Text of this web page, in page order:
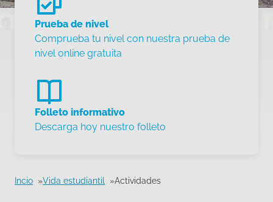
Prueba de nivel
Comprueba tu nivel con nuestra prueba de
nivel online gratuita
Folleto informativo
Descarga hoy nuestro folleto
Incio Vida estudiantil Actividades